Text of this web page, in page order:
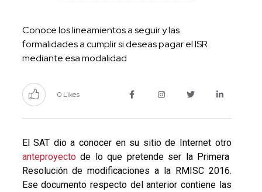
Conoce los lineamientos a seguir y las
formalidades a cumplir si deseas pagar el ISR
mediante esa modalidad
0 Likes
El SAT dio a conocer en su sitio de Internet otro
anteproyectode lo que pretende ser la Primera
Resolución de modificaciones a la RMISC 2016.
Ese documento respecto del anterior contiene las